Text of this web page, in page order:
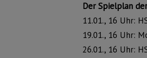
Der Spielplan
11.01., 16 Uhr:
19.01., 16 Uhr:
26.01., 16 Uhr: